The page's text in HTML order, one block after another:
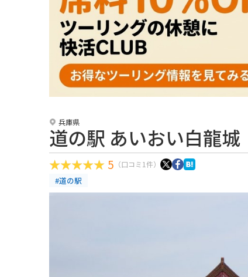
兵庫県
道の駅 あいおい白龍城
5 （口コミ1件）
#道の駅